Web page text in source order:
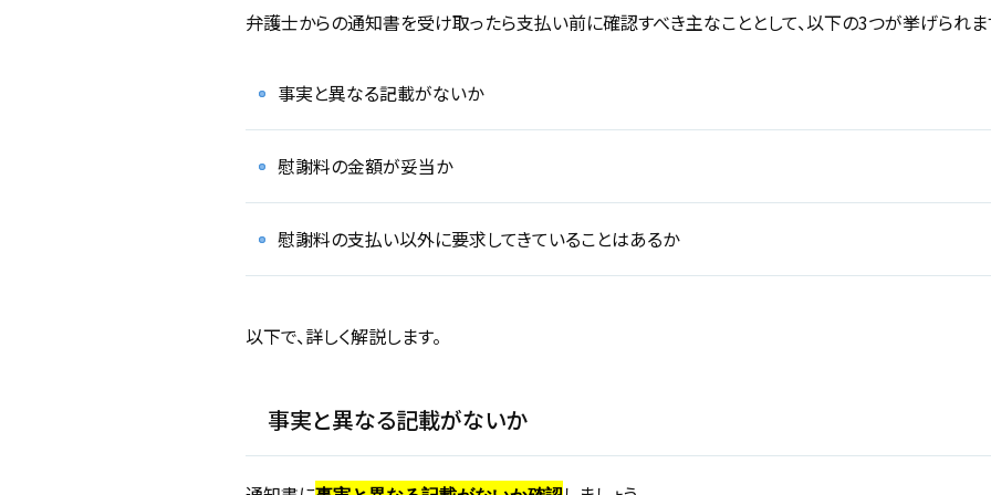
弁護士からの通知書を受け取ったら支払い前に確認すべき主なこととして、以下の3つが挙げられま
事実と異なる記載がないか
慰謝料の金額が妥当か
慰謝料の支払い以外に要求してきていることはあるか
以下で、詳しく解説します。
事実と異なる記載がないか